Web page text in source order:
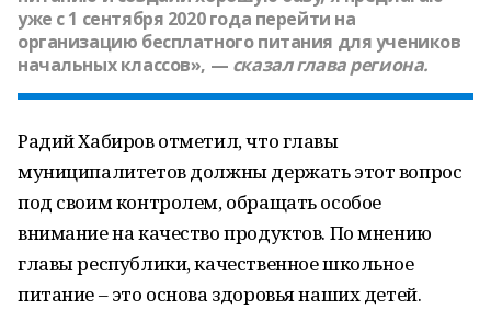
уже с 1 сентября 2020 года перейти на
организацию бесплатного питания для учеников
начальных классов», — сказал глава региона.
Радий Хабиров отметил, что главы
муниципалитетов должны держать этот вопрос
под своим контролем, обращать особое
внимание на качество продуктов. По мнению
главы республики, качественное школьное
питание – это основа здоровья наших детей.